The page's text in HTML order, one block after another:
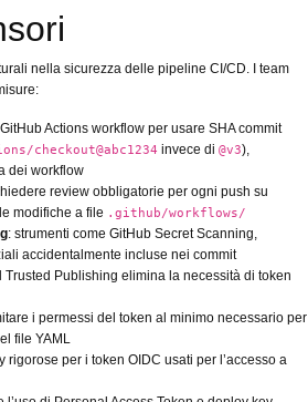
nella sicurezza delle pipeline CI/CD. I team
Actions workflow per usare SHA commit
checkout@abc1234 invece di @v3),
dei workflow
review obbligatorie per ogni push su
modifiche a file .github/workflows/
: strumenti come GitHub Secret Scanning,
accidentalmente incluse nei commit
Trusted Publishing elimina la necessità di token
i permessi del token al minimo necessario per
file YAML
rigorose per i token OIDC usati per l’accesso a